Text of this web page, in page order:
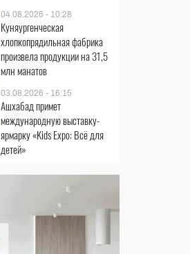
04.08.2026 - 10:28
Куняургенческая
хлопкопрядильная фабрика
произвела продукции на 31,5
млн манатов
03.08.2026 - 16:15
Ашхабад примет
международную выставку-
ярмарку «Kids Expo: Всё для
детей»